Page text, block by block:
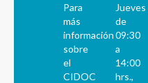
Para
más
información
sobre
el
CIDOC
Jueves
de
09:30
a
14:00
hrs.,